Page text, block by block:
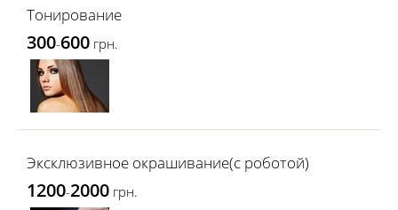
Тонирование
300-600 грн.
Эксклюзивное окрашивание(с роботой)
1200-2000 грн.